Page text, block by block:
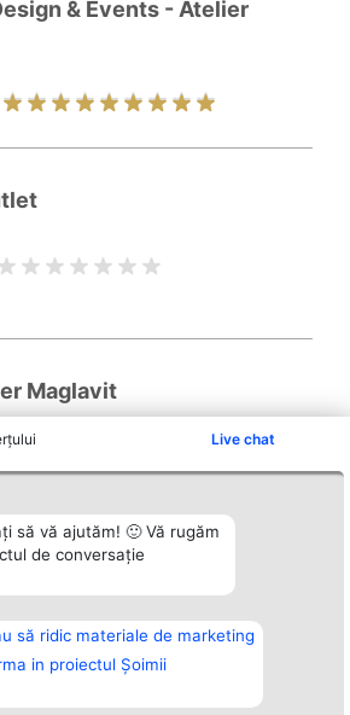
Live chat
să vă ajutăm! 🙂 Vă rugăm
de conversație
să ridic materiale de marketing
in proiectul Șoimii
& Events - Atelier
Maglavit
Câștigătorii
Laureaților
Statut
Contact